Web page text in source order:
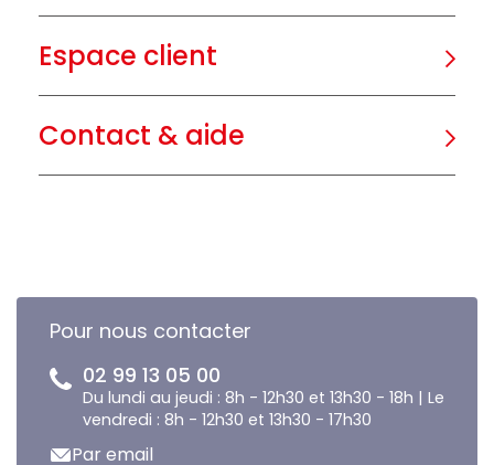
Espace client
Contact & aide
Pour nous contacter
02 99 13 05 00
Du lundi au jeudi : 8h - 12h30 et 13h30 - 18h | Le
vendredi : 8h - 12h30 et 13h30 - 17h30
Par email